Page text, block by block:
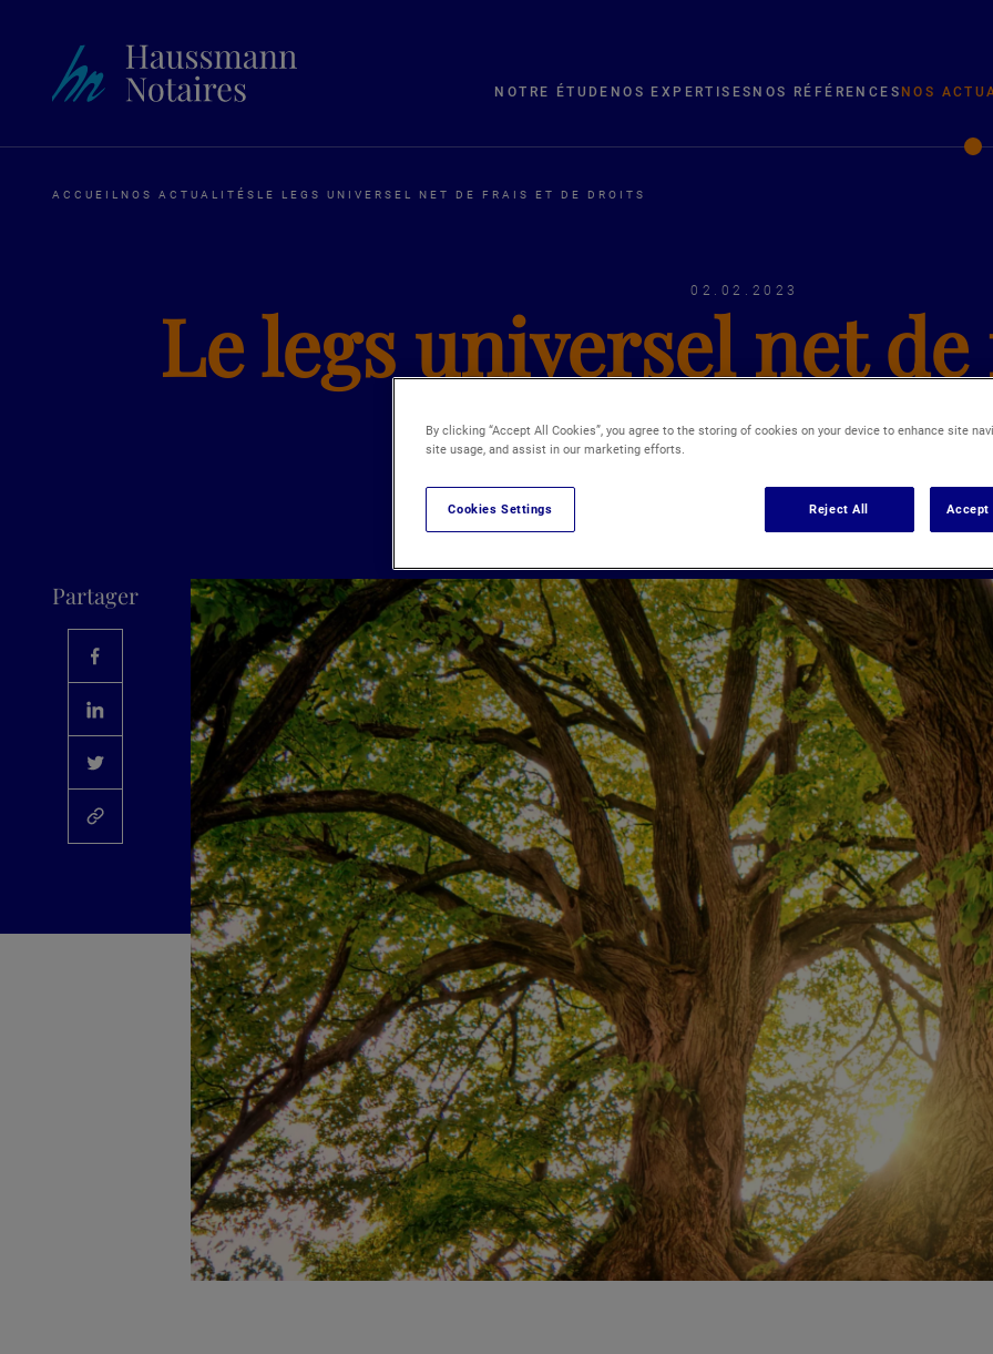
NOTRE ÉTUDE NOS EXPERTISES NOS RÉFÉRENCES NOS
ACCUEIL NOS ACTUALITÉS LE LEGS UNIVERSEL NET DE FRAIS ET DE DROITS
02.02.2023
Le legs universel net
droits
Partager
By clicking “Accept All Cookies”, you agree to the storing of cookies on your device to enhance site
site usage, and assist in our marketing efforts.
Reject All Accept
Cookies Settings